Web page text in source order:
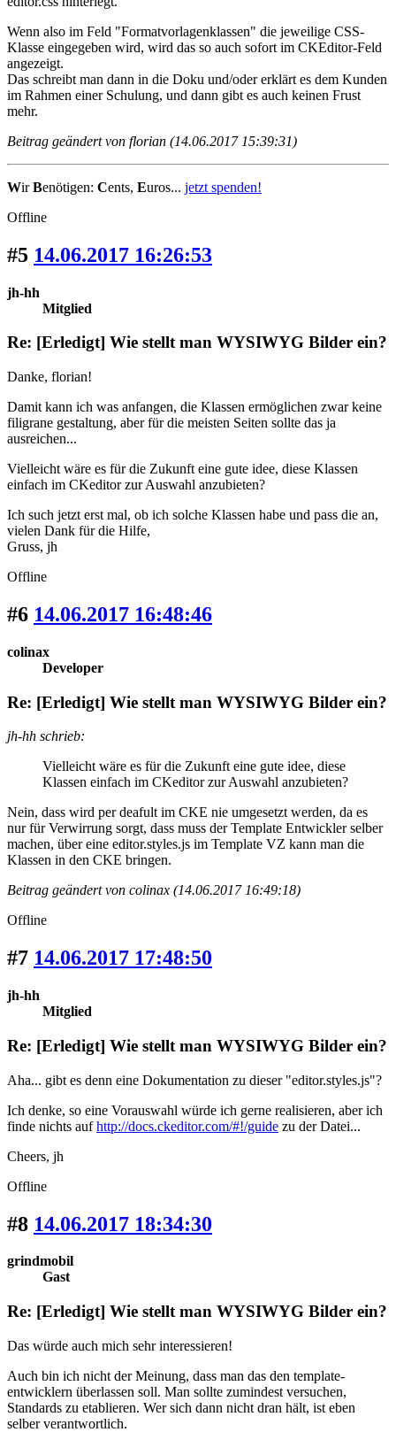
Wenn also im Feld "Formatvorlagenklassen" die jeweilige CSS-
Klasse eingegeben wird, wird das so auch sofort im CKEditor-Feld
angezeigt.
Das schreibt man dann in die Doku und/oder erklärt es dem Kunden
im Rahmen einer Schulung, und dann gibt es auch keinen Frust
mehr.
Beitrag geändert von florian (14.06.2017 15:39:31)
WirBenötigen: Cents, Euros... jetzt spenden!
Offline
#5 14.06.2017 16:26:53
jh-hh
Mitglied
Re: [Erledigt] Wie stellt man WYSIWYG Bilder ein?
Danke, florian!
Damit kann ich was anfangen, die Klassen ermöglichen zwar keine
filigrane gestaltung, aber für die meisten Seiten sollte das ja
ausreichen...
Vielleicht wäre es für die Zukunft eine gute idee, diese Klassen
einfach im CKeditor zur Auswahl anzubieten?
Ich such jetzt erst mal, ob ich solche Klassen habe und pass die an,
vielen Dank für die Hilfe,
Gruss, jh
Offline
#6 14.06.2017 16:48:46
colinax
Developer
Re: [Erledigt] Wie stellt man WYSIWYG Bilder ein?
jh-hh schrieb:
Vielleicht wäre es für die Zukunft eine gute idee, diese
Klassen einfach im CKeditor zur Auswahl anzubieten?
Nein, dass wird per deafult im CKE nie umgesetzt werden, da es
nur für Verwirrung sorgt, dass muss der Template Entwickler selber
machen, über eine editor.styles.js im Template VZ kann man die
Klassen in den CKE bringen.
Beitrag geändert von colinax (14.06.2017 16:49:18)
Offline
#7 14.06.2017 17:48:50
jh-hh
Mitglied
Re: [Erledigt] Wie stellt man WYSIWYG Bilder ein?
Aha... gibt es denn eine Dokumentation zu dieser "editor.styles.js"?
Ich denke, so eine Vorauswahl würde ich gerne realisieren, aber ich
finde nichts aufhttp://docs.ckeditor.com/#!/guide zu der Datei...
Cheers, jh
Offline
#8 14.06.2017 18:34:30
grindmobil
Gast
Re: [Erledigt] Wie stellt man WYSIWYG Bilder ein?
Das würde auch mich sehr interessieren!
Auch bin ich nicht der Meinung, dass man das den template-
entwicklern überlassen soll. Man sollte zumindest versuchen,
Standards zu etablieren. Wer sich dann nicht dran hält, ist eben
selber verantwortlich.